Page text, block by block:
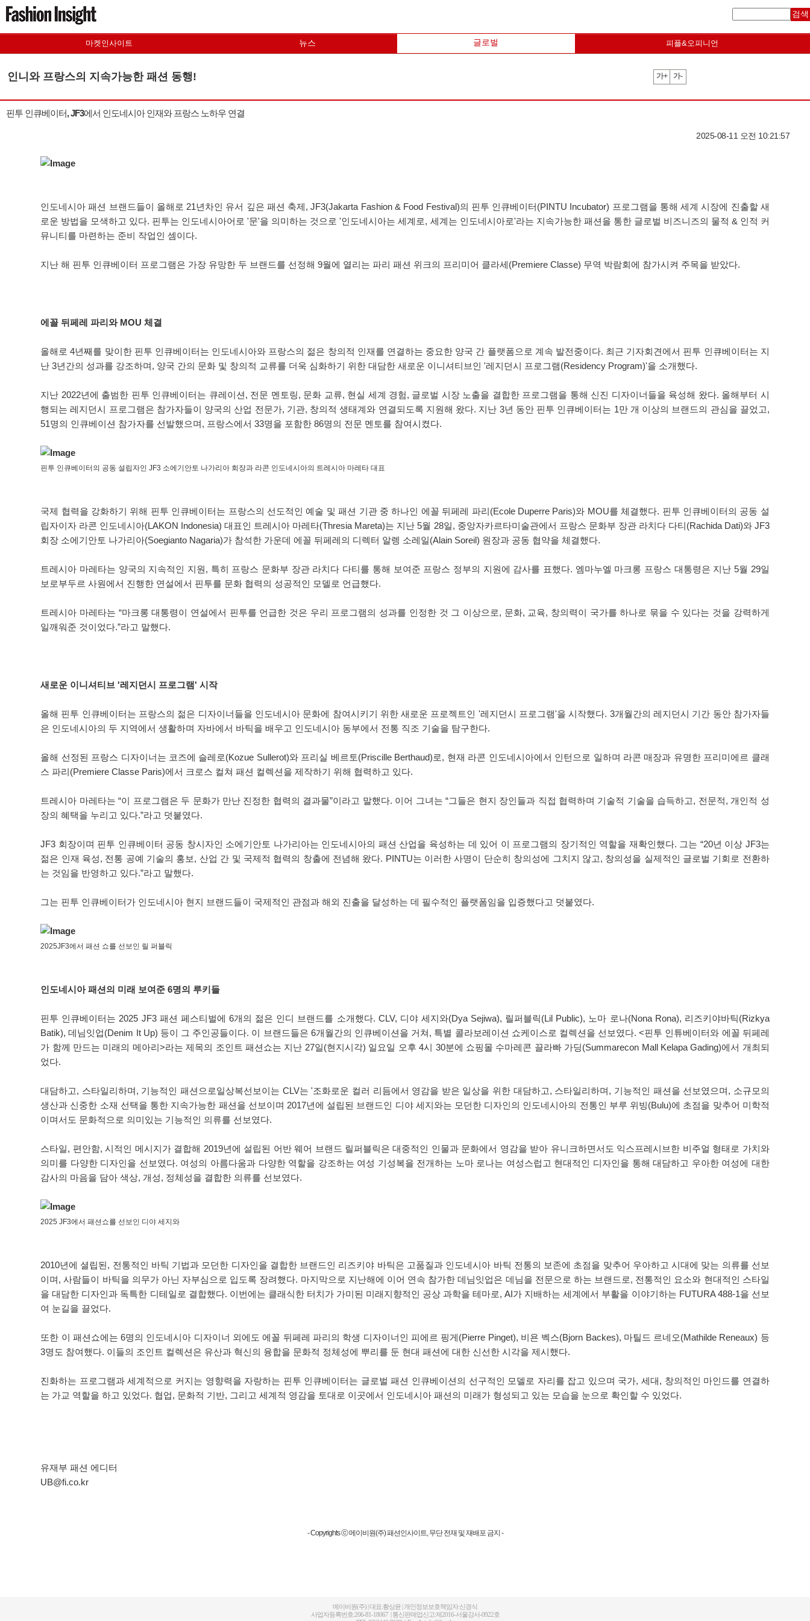
검색
마켓인사이트 뉴스 글로벌 피플&오피니언
인니와 프랑스의 지속가능한 패션 동행! 가+ 가-
핀투 인큐베이터, JF3에서 인도네시아 인재와 프랑스 노하우 연결
2025-08-11 오전 10:21:57
인도네시아 패션 브랜드들이 올해로 21년차인 유서 깊은 패션 축제, JF3(Jakarta Fashion & Food Festival)의 핀투 인큐베이터(PINTU Incubator) 프로그램을 통해 세계 시장에 진출할 새
로운 방법을 모색하고 있다. 핀투는 인도네시아어로 '문'을 의미하는 것으로 '인도네시아는 세계로, 세계는 인도네시아로'라는 지속가능한 패션을 통한 글로벌 비즈니즈의 물적 & 인적 커
뮤니티를 마련하는 준비 작업인 셈이다.
지난 해 핀투 인큐베이터 프로그램은 가장 유망한 두 브랜드를 선정해 9월에 열리는 파리 패션 위크의 프리미어 클라세(Premiere Classe) 무역 박람회에 참가시켜 주목을 받았다.
에꼴 뒤페레 파리와 MOU 체결
올해로 4년째를 맞이한 핀투 인큐베이터는 인도네시아와 프랑스의 젊은 창의적 인재를 연결하는 중요한 양국 간 플랫폼으로 계속 발전중이다. 최근 기자회견에서 핀투 인큐베이터는 지
난 3년간의 성과를 강조하며, 양국 간의 문화 및 창의적 교류를 더욱 심화하기 위한 대담한 새로운 이니셔티브인 '레지던시 프로그램(Residency Program)'을 소개했다.
지난 2022년에 출범한 핀투 인큐베이터는 큐레이션, 전문 멘토링, 문화 교류, 현실 세계 경험, 글로벌 시장 노출을 결합한 프로그램을 통해 신진 디자이너들을 육성해 왔다. 올해부터 시
행되는 레지던시 프로그램은 참가자들이 양국의 산업 전문가, 기관, 창의적 생태계와 연결되도록 지원해 왔다. 지난 3년 동안 핀투 인큐베이터는 1만 개 이상의 브랜드의 관심을 끌었고,
51명의 인큐베이션 참가자를 선발했으며, 프랑스에서 33명을 포함한 86명의 전문 멘토를 참여시켰다.
핀투 인큐베이터의 공동 설립자인 JF3 소에기안토 나가리아 회장과 라콘 인도네시아의 트레시아 마레타 대표
국제 협력을 강화하기 위해 핀투 인큐베이터는 프랑스의 선도적인 예술 및 패션 기관 중 하나인 에꼴 뒤페레 파리(Ecole Duperre Paris)와 MOU를 체결했다. 핀투 인큐베이터의 공동 설
립자이자 라콘 인도네시아(LAKON Indonesia) 대표인 트레시아 마레타(Thresia Mareta)는 지난 5월 28일, 중앙자카르타미술관에서 프랑스 문화부 장관 라치다 다티(Rachida Dati)와 JF3
회장 소에기안토 나가리아(Soegianto Nagaria)가 참석한 가운데 에꼴 뒤페레의 디렉터 알렝 소레일(Alain Soreil) 원장과 공동 협약을 체결했다.
트레시아 마레타는 양국의 지속적인 지원, 특히 프랑스 문화부 장관 라치다 다티를 통해 보여준 프랑스 정부의 지원에 감사를 표했다. 엠마누엘 마크롱 프랑스 대통령은 지난 5월 29일
보로부두르 사원에서 진행한 연설에서 핀투를 문화 협력의 성공적인 모델로 언급했다.
트레시아 마레타는 “마크롱 대통령이 연설에서 핀투를 언급한 것은 우리 프로그램의 성과를 인정한 것 그 이상으로, 문화, 교육, 창의력이 국가를 하나로 묶을 수 있다는 것을 강력하게
일깨워준 것이었다.”라고 말했다.
새로운 이니셔티브 '레지던시 프로그램' 시작
올해 핀투 인큐베이터는 프랑스의 젊은 디자이너들을 인도네시아 문화에 참여시키기 위한 새로운 프로젝트인 '레지던시 프로그램'을 시작했다. 3개월간의 레지던시 기간 동안 참가자들
은 인도네시아의 두 지역에서 생활하며 자바에서 바틱을 배우고 인도네시아 동부에서 전통 직조 기술을 탐구한다.
올해 선정된 프랑스 디자이너는 코즈에 슬레로(Kozue Sullerot)와 프리실 베르토(Priscille Berthaud)로, 현재 라콘 인도네시아에서 인턴으로 일하며 라콘 매장과 유명한 프리미에르 클래
스 파리(Premiere Classe Paris)에서 크로스 컬쳐 패션 컬렉션을 제작하기 위해 협력하고 있다.
트레시아 마레타는 “이 프로그램은 두 문화가 만난 진정한 협력의 결과물”이라고 말했다. 이어 그녀는 “그들은 현지 장인들과 직접 협력하며 기술적 기술을 습득하고, 전문적, 개인적 성
장의 혜택을 누리고 있다.”라고 덧붙였다.
JF3 회장이며 핀투 인큐베이터 공동 창시자인 소에기안토 나가리아는 인도네시아의 패션 산업을 육성하는 데 있어 이 프로그램의 장기적인 역할을 재확인했다. 그는 “20년 이상 JF3는
젊은 인재 육성, 전통 공예 기술의 홍보, 산업 간 및 국제적 협력의 창출에 전념해 왔다. PINTU는 이러한 사명이 단순히 창의성에 그치지 않고, 창의성을 실제적인 글로벌 기회로 전환하
는 것임을 반영하고 있다.”라고 말했다.
그는 핀투 인큐베이터가 인도네시아 현지 브랜드들이 국제적인 관점과 해외 진출을 달성하는 데 필수적인 플랫폼임을 입증했다고 덧붙였다.
2025JF3에서 패션 쇼를 선보인 릴 퍼블릭
인도네시아 패션의 미래 보여준 6명의 루키들
핀투 인큐베이터는 2025 JF3 패션 페스티벌에 6개의 젊은 인디 브랜드를 소개했다. CLV, 디야 세지와(Dya Sejiwa), 릴퍼블릭(Lil Public), 노마 로나(Nona Rona), 리즈키야바틱(Rizkya
Batik), 데님잇업(Denim It Up) 등이 그 주인공들이다. 이 브랜드들은 6개월간의 인큐베이션을 거쳐, 특별 콜라보레이션 쇼케이스로 컬렉션을 선보였다. <핀투 인튜베이터와 에꼴 뒤페레
가 함께 만드는 미래의 메아리>라는 제목의 조인트 패션쇼는 지난 27일(현지시각) 일요일 오후 4시 30분에 쇼핑몰 수마레콘 끌라빠 가딩(Summarecon Mall Kelapa Gading)에서 개최되
었다.
대담하고, 스타일리하며, 기능적인 패션으로일상복선보이는 CLV는 '조화로운 컬러 리듬에서 영감을 받은 일상을 위한 대담하고, 스타일리하며, 기능적인 패션을 선보였으며, 소규모의
생산과 신중한 소재 선택을 통한 지속가능한 패션을 선보이며 2017년에 설립된 브랜드인 디야 세지와는 모던한 디자인의 인도네시아의 전통인 부루 위빙(Bulu)에 초점을 맞추어 미학적
이며서도 문화적으로 의미있는 기능적인 의류를 선보였다.
스타일, 편안함, 시적인 메시지가 결합해 2019년에 설립된 어반 웨어 브랜드 릴퍼블릭은 대중적인 인물과 문화에서 영감을 받아 유니크하면서도 익스프레시브한 비주얼 형태로 가치와
의미를 다양한 디자인을 선보였다. 여성의 아름다움과 다양한 역할을 강조하는 여성 기성복을 전개하는 노마 로나는 여성스럽고 현대적인 디자인을 통해 대담하고 우아한 여성에 대한
감사의 마음을 담아 색상, 개성, 정체성을 결합한 의류를 선보였다.
2025 JF3에서 패션쇼를 선보인 디야 세지와
2010년에 셜립된, 전통적인 바틱 기법과 모던한 디자인을 결합한 브랜드인 리즈키야 바틱은 고품질과 인도네시아 바틱 전통의 보존에 초점을 맞추어 우아하고 시대에 맞는 의류를 선보
이며, 사람들이 바틱을 의무가 아닌 자부심으로 입도록 장려했다. 마지막으로 지난해에 이어 연속 참가한 데님잇업은 데님을 전문으로 하는 브랜드로, 전통적인 요소와 현대적인 스타일
을 대담한 디자인과 독특한 디테일로 결합했다. 이번에는 클래식한 터치가 가미된 미래지향적인 공상 과학을 테마로, AI가 지배하는 세계에서 부활을 이야기하는 FUTURA 488-1을 선보
여 눈길을 끌었다.
또한 이 패션쇼에는 6명의 인도네시아 디자이너 외에도 에꼴 뒤페레 파리의 학생 디자이너인 피에르 핑게(Pierre Pinget), 비욘 벡스(Bjorn Backes), 마틸드 르네오(Mathilde Reneaux) 등
3명도 참여했다. 이들의 조인트 컬렉션은 유산과 혁신의 융합을 문화적 정체성에 뿌리를 둔 현대 패션에 대한 신선한 시각을 제시했다.
진화하는 프로그램과 세계적으로 커지는 영향력을 자랑하는 핀투 인큐베이터는 글로벌 패션 인큐베이션의 선구적인 모델로 자리를 잡고 있으며 국가, 세대, 창의적인 마인드를 연결하
는 가교 역할을 하고 있었다. 협업, 문화적 기반, 그리고 세계적 영감을 토대로 이곳에서 인도네시아 패션의 미래가 형성되고 있는 모습을 눈으로 확인할 수 있었다.
유재부 패션 에디터
UB@fi.co.kr
- Copyrights ⓒ 메이비원(주) 패션인사이트, 무단 전재 및 재배포 금지 -
메이비원(주) | 대표:황상윤 | 개인정보보호책임자:신경식
사업자등록번호:206-81-18067 | 통신판매업신고:제2016-서울강서-0922호